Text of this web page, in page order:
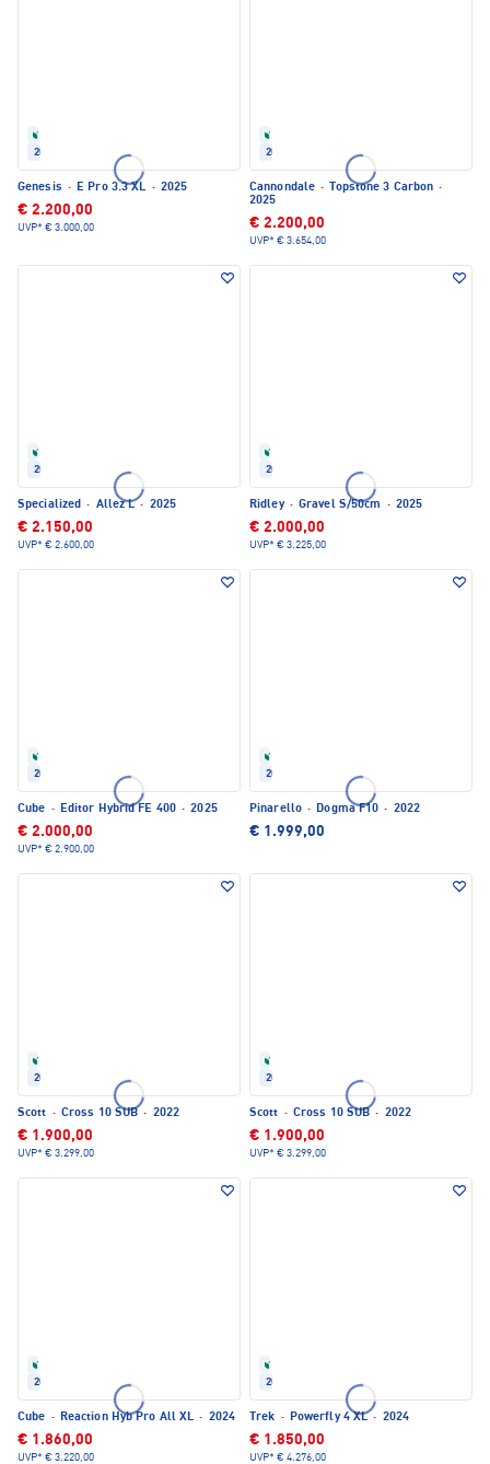
2025
Genesis · E Pro 3.3 XL · 2025
€ 2.200,00
UVP* € 3.000,00
2025
Cannondale · Topstone 3 Carbon ·
2025
€ 2.200,00
UVP* € 3.654,00
2025
Specialized · Allez L · 2025
€ 2.150,00
UVP* € 2.600,00
2025
Ridley · Gravel S/50cm · 2025
€ 2.000,00
UVP* € 3.225,00
2025
Cube · Editor Hybrid FE 400 · 2025
€ 2.000,00
UVP* € 2.900,00
2022
Pinarello · Dogma F10 · 2022
€ 1.999,00
2022
Scott · Cross 10 SUB · 2022
€ 1.900,00
UVP* € 3.299,00
2022
Scott · Cross 10 SUB · 2022
€ 1.900,00
UVP* € 3.299,00
2024
Cube · Reaction Hyb Pro All XL · 2024
€ 1.860,00
UVP* € 3.220,00
2024
Trek · Powerfly 4 XL · 2024
€ 1.850,00
UVP* € 4.276,00